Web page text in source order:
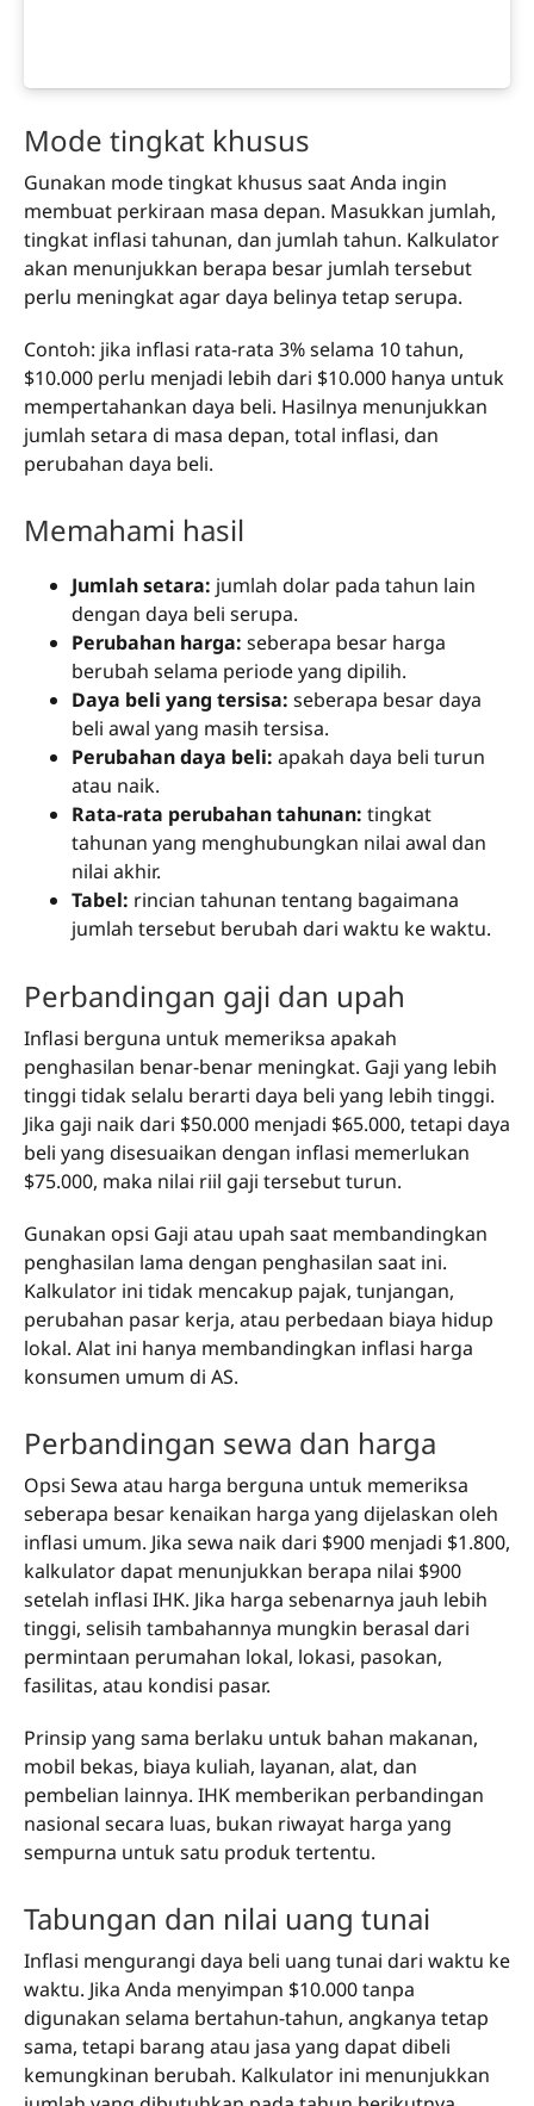
Mode tingkat khusus
Gunakan mode tingkat khusus saat Anda ingin
membuat perkiraan masa depan. Masukkan jumlah,
tingkat inflasi tahunan, dan jumlah tahun. Kalkulator
akan menunjukkan berapa besar jumlah tersebut
perlu meningkat agar daya belinya tetap serupa.
Contoh: jika inflasi rata-rata 3% selama 10 tahun,
$10.000 perlu menjadi lebih dari $10.000 hanya untuk
mempertahankan daya beli. Hasilnya menunjukkan
jumlah setara di masa depan, total inflasi, dan
perubahan daya beli.
Memahami hasil
Jumlah setara: jumlah dolar pada tahun lain
dengan daya beli serupa.
Perubahan harga: seberapa besar harga
berubah selama periode yang dipilih.
Daya beli yang tersisa: seberapa besar daya
beli awal yang masih tersisa.
Perubahan daya beli: apakah daya beli turun
atau naik.
Rata-rata perubahan tahunan: tingkat
tahunan yang menghubungkan nilai awal dan
nilai akhir.
Tabel: rincian tahunan tentang bagaimana
jumlah tersebut berubah dari waktu ke waktu.
Perbandingan gaji dan upah
Inflasi berguna untuk memeriksa apakah
penghasilan benar-benar meningkat. Gaji yang lebih
tinggi tidak selalu berarti daya beli yang lebih tinggi.
Jika gaji naik dari $50.000 menjadi $65.000, tetapi daya
beli yang disesuaikan dengan inflasi memerlukan
$75.000, maka nilai riil gaji tersebut turun.
Gunakan opsi Gaji atau upah saat membandingkan
penghasilan lama dengan penghasilan saat ini.
Kalkulator ini tidak mencakup pajak, tunjangan,
perubahan pasar kerja, atau perbedaan biaya hidup
lokal. Alat ini hanya membandingkan inflasi harga
konsumen umum di AS.
Perbandingan sewa dan harga
Opsi Sewa atau harga berguna untuk memeriksa
seberapa besar kenaikan harga yang dijelaskan oleh
inflasi umum. Jika sewa naik dari $900 menjadi $1.800,
kalkulator dapat menunjukkan berapa nilai $900
setelah inflasi IHK. Jika harga sebenarnya jauh lebih
tinggi, selisih tambahannya mungkin berasal dari
permintaan perumahan lokal, lokasi, pasokan,
fasilitas, atau kondisi pasar.
Prinsip yang sama berlaku untuk bahan makanan,
mobil bekas, biaya kuliah, layanan, alat, dan
pembelian lainnya. IHK memberikan perbandingan
nasional secara luas, bukan riwayat harga yang
sempurna untuk satu produk tertentu.
Tabungan dan nilai uang tunai
Inflasi mengurangi daya beli uang tunai dari waktu ke
waktu. Jika Anda menyimpan $10.000 tanpa
digunakan selama bertahun-tahun, angkanya tetap
sama, tetapi barang atau jasa yang dapat dibeli
kemungkinan berubah. Kalkulator ini menunjukkan